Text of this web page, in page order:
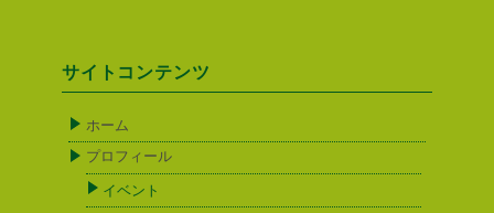
サイトコンテンツ
ホーム
プロフィール
イベント